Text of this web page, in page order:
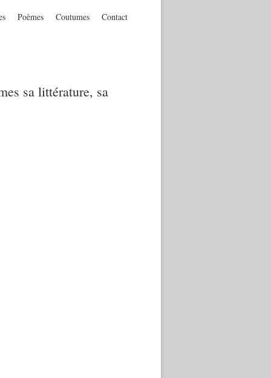
sa littérature, sa
Poèmes Coutumes Contact